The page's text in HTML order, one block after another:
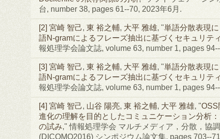
台, number 38, pages 61--70, 2023年6月.
[2] 宮崎 智己, 東 裕之輔, 大平 雅雄, "単語分散表現
語N-gramによるフレーズ抽出に基づくセキュリテ
報処理学会論文誌, volume 63, number 1, pages
[3] 宮崎 智己, 東 裕之輔, 大平 雅雄, "単語分散表現
語N-gramによるフレーズ抽出に基づくセキュリテ
報処理学会論文誌, volume 63, number 1, pages
[4] 宮崎 智己, 山谷 陽亮, 東 裕之輔, 大平 雅雄, "OSS
進化の理解を目的としたコミュニケーション分析
の試み," 情報処理学会 マルチメディア，分散，協
(DICOMO2016) シンポジウム論文集, pages 703--